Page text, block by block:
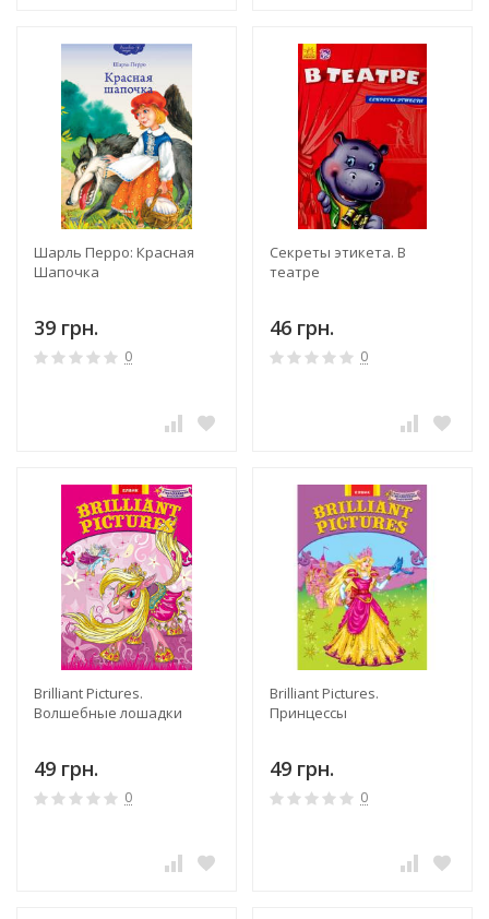
Шарль Перро: Красная
Шапочка
39 грн.
0
Секреты этикета. В
театре
46 грн.
0
Brilliant Pictures.
Волшебные лошадки
49 грн.
0
Brilliant Pictures.
Принцессы
49 грн.
0